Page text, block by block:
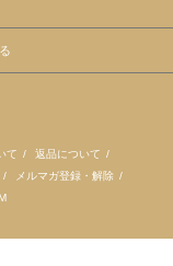
て / 返品について /
/ メルマガ登録・解除 /